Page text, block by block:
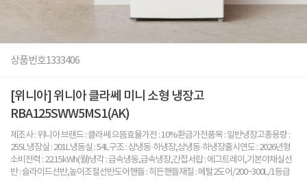
상품번호1333406
[위니아] 위니아 클라쎄 미니 소형 냉장고
RBA125SWW5MS1(AK)
제조사 : 위니아 브랜드 : 클라쎄 으뜸효율가전 : 10%환급가전품목 : 일반냉장고총용량 :
255L냉장실 : 201L냉동실 : 54L구조 : 상냉동·하냉장,상냉동·하냉장출시연도 : 2026년형
소비전력 : 22.15kWh(월)냉각 : 급속냉동,급속냉장,간접서랍 : 에그트레이,기본야채실선
반 : 슬라이드선반,높이조절선반도어핸들 : 히든핸들재질 : 메탈2도어/200~300L/1등급